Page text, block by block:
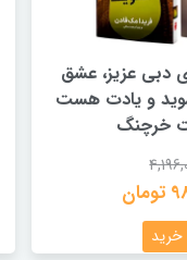
دبی عزیز، عشق
و یادت هست
خرچنگ